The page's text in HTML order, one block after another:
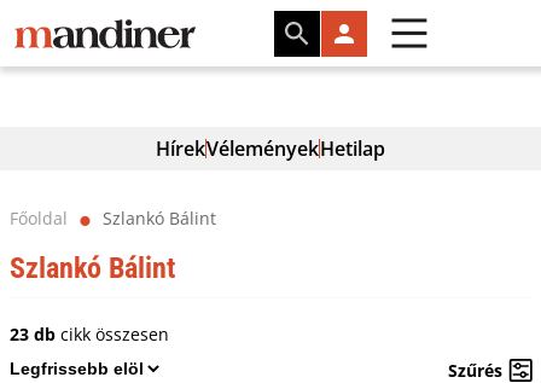
HírekVéleményekHetilap
Főoldal ⬤ Szlankó Bálint
Szlankó Bálint
23 dbcikk összesen
Szűrés